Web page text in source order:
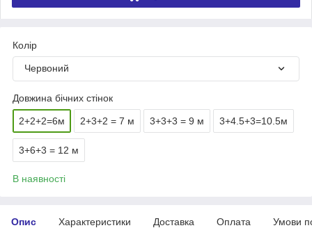
Колір
Червоний
Довжина бічних стінок
2+2+2=6м 2+3+2 = 7 м 3+3+3 = 9 м 3+4.5+3=10.5м
3+6+3 = 12 м
В наявності
Опис Характеристики Доставка Оплата Умови